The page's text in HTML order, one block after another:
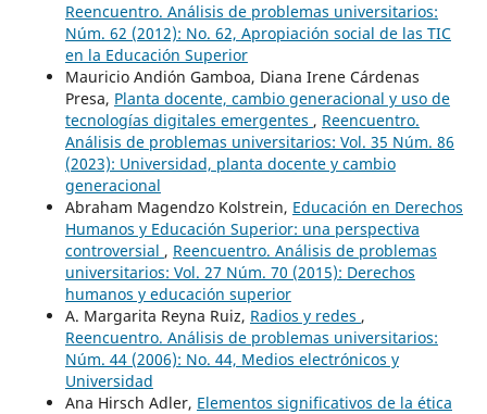
Reencuentro. Análisis de problemas universitarios:
Núm. 62 (2012): No. 62, Apropiación social de las TIC
en la Educación Superior
Mauricio Andión Gamboa, Diana Irene Cárdenas
Presa, Planta docente, cambio generacional y uso de
tecnologías digitales emergentes , Reencuentro.
Análisis de problemas universitarios: Vol. 35 Núm. 86
(2023): Universidad, planta docente y cambio
generacional
Abraham Magendzo Kolstrein, Educación en Derechos
Humanos y Educación Superior: una perspectiva
controversial , Reencuentro. Análisis de problemas
universitarios: Vol. 27 Núm. 70 (2015): Derechos
humanos y educación superior
A. Margarita Reyna Ruiz, Radios y redes ,
Reencuentro. Análisis de problemas universitarios:
Núm. 44 (2006): No. 44, Medios electrónicos y
Universidad
Ana Hirsch Adler, Elementos significativos de la ética